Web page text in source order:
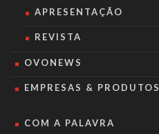
APRESENTAÇÃO
REVISTA
OVONEWS
EMPRESAS & PRODUTOS
COM A PALAVRA